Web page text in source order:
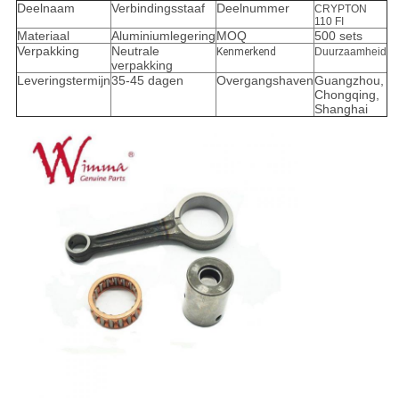
Deelnaam Verbindingsstaaf Deelnummer
CRYPTON
110 FI
Materiaal AluminiumlegeringMOQ
500 sets
Verpakking
Neutrale
verpakking
Kenmerkend Duurzaamheid
Leveringstermijn35-45 dagen OvergangshavenGuangzhou,
Chongqing,
Shanghai